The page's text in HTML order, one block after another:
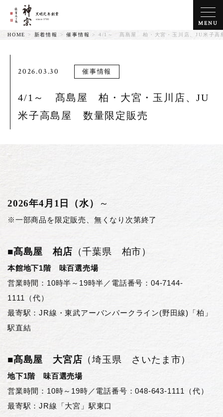
MENU
HOME > 新着情報 >催事情報 > 4/1～ 髙島屋 柏・大宮・玉川店、JU米子
2026.03.30 催事情報
4/1～ 髙島屋 柏・大宮・玉川店、JU
米子高島屋 数量限定販売
2026年4月1日（水） ～
※一部商品を限定販売、無くなり次第終了
■髙島屋 柏店 （千葉県 柏市）
本館地下1階 味百選売場
営業時間：10時半～19時半／電話番号：04-7144-
1111（代）
最寄駅：JR線・東武アーバンパークライン(野田線)「柏」
駅直結
■髙島屋 大宮店 （埼玉県 さいたま市）
地下1階 味百選売場
営業時間：10時～19時／電話番号：048-643-1111（代）
最寄駅：JR線「大宮」駅東口